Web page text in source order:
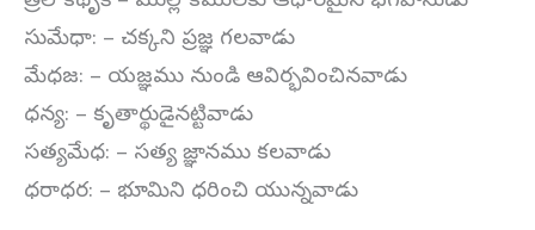
సుమేధా: – చక్కని ప్రజ్ఞ గలవాడు
మేధజ: – యజ్ఞము నుండి ఆవిర్భవించినవాడు
ధన్య: – కృతార్థుడైనట్టివాడు
సత్యమేధ: – సత్య జ్ఞానము కలవాడు
ధరాధర: – భూమిని ధరించి యున్నవాడు